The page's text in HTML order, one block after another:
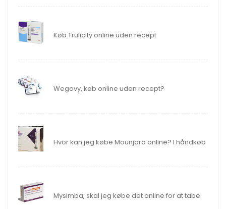
Køb Trulicity online uden recept
Wegovy, køb online uden recept?
Hvor kan jeg købe Mounjaro online? I håndkøb
Mysimba, skal jeg købe det online for at tabe